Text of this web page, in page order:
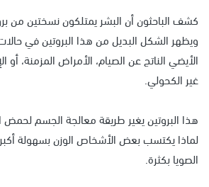
ويظهر الشكل البديل من هذا البروتين في
الأيضي الناتج عن الصيام، الأمراض المزمنة، أو
غير الكحولي.
هذا البروتين يغير طريقة معالجة الجسم لحمض
لماذا يكتسب بعض الأشخاص الوزن بسهولة
الصويا بكثرة.